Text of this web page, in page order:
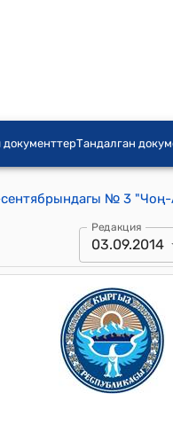
Тандалган
Редакция
03.09.2014